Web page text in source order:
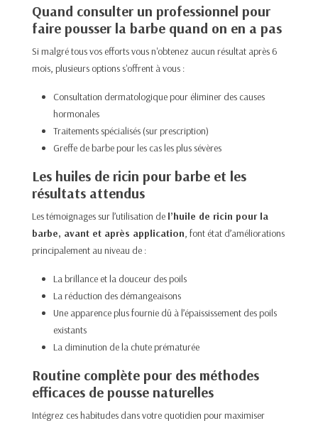
Quand consulter un professionnel pour
faire pousser la barbe quand on en a pas
Si malgré tous vos efforts vous n'obtenez aucun résultat après 6
mois, plusieurs options s'offrent à vous :
Consultation dermatologique pour éliminer des causes
hormonales
Traitements spécialisés (sur prescription)
Greffe de barbe pour les cas les plus sévères
Les huiles de ricin pour barbe et les
résultats attendus
Les témoignages sur l’utilisation de l’huile de ricin pour la
barbe, avant et après application, font état d’améliorations
principalement au niveau de :
La brillance et la douceur des poils
La réduction des démangeaisons
Une apparence plus fournie dû à l’épaississement des poils
existants
La diminution de la chute prématurée
Routine complète pour des méthodes
efficaces de pousse naturelles
Intégrez ces habitudes dans votre quotidien pour maximiser